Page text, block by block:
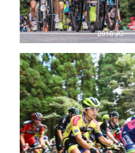
2016 JC